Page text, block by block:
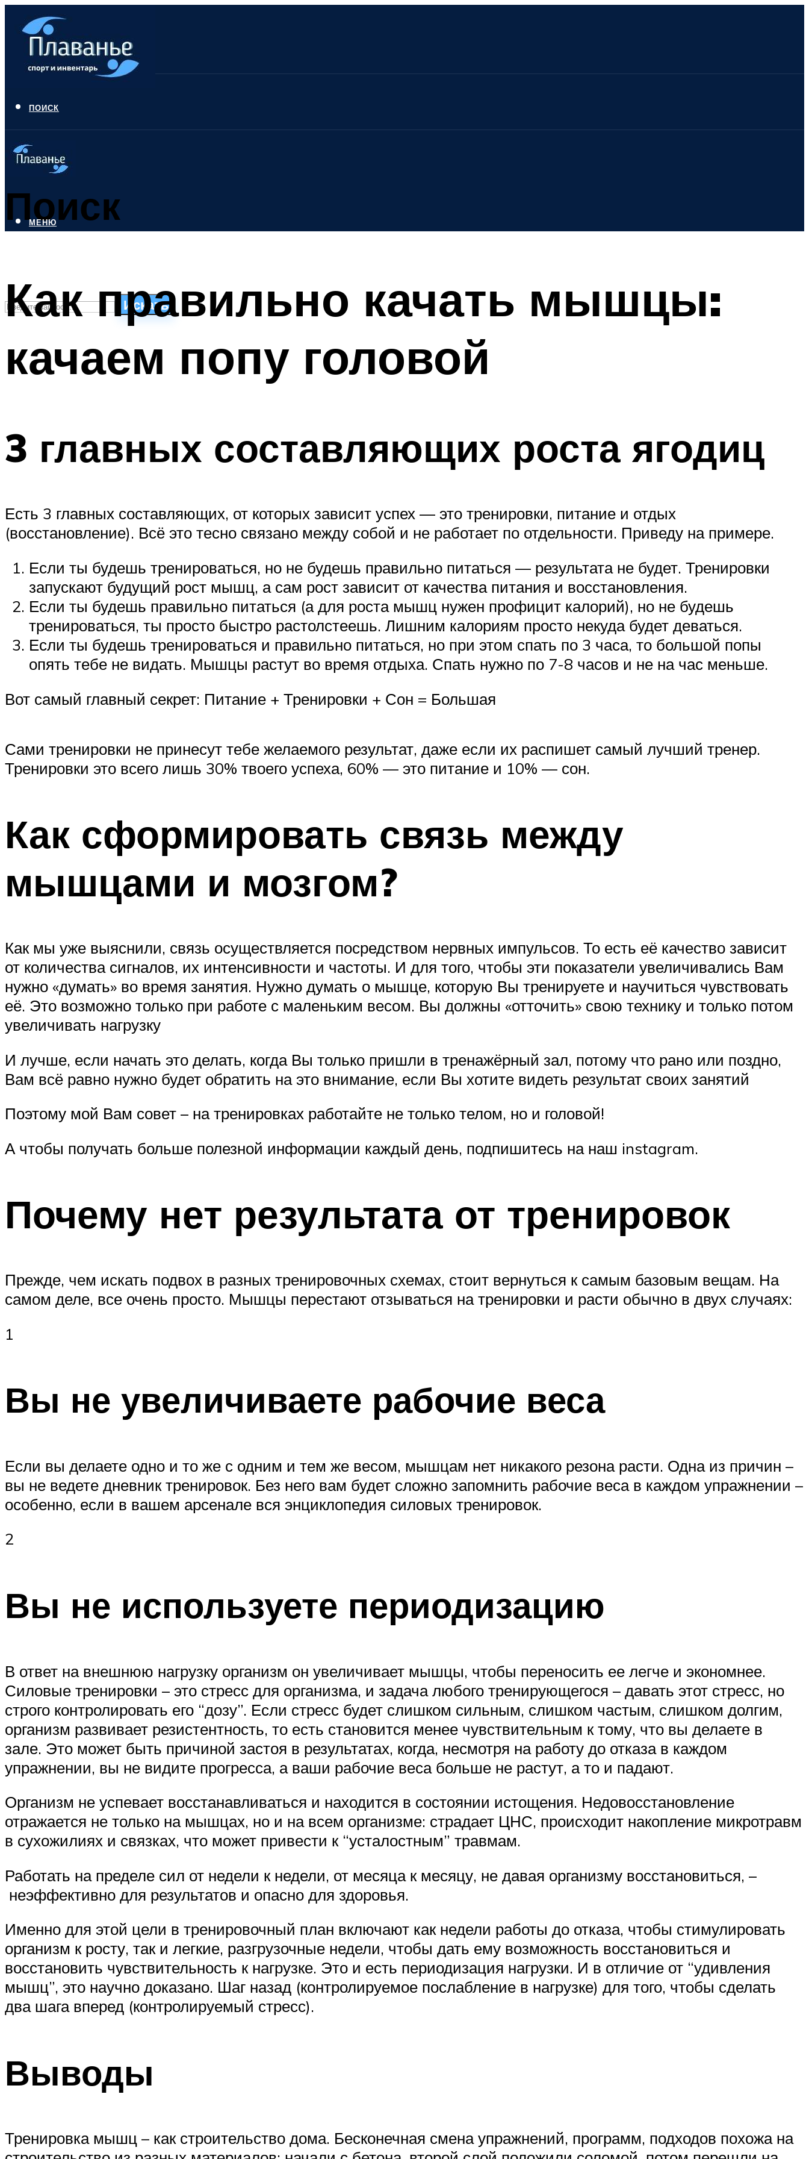
ПОИСК
Поиск
Искать
ПЛАВАНЬЕ ДЛЯ ДЕТЕЙ
ПЛАВАНЬЕ ДЛЯ ПОХУДЕНИЯ
МЕНЮ
Как правильно качать мышцы:
качаем попу головой
3 главных составляющих роста ягодиц
Есть 3 главных составляющих, от которых зависит успех — это тренировки, питание и отдых
(восстановление). Всё это тесно связано между собой и не работает по отдельности. Приведу на примере.
Если ты будешь тренироваться, но не будешь правильно питаться — результата не будет. Тренировки
запускают будущий рост мышц, а сам рост зависит от качества питания и восстановления.
Если ты будешь правильно питаться (а для роста мышц нужен профицит калорий), но не будешь
тренироваться, ты просто быстро растолстеешь. Лишним калориям просто некуда будет деваться.
Если ты будешь тренироваться и правильно питаться, но при этом спать по 3 часа, то большой попы
опять тебе не видать. Мышцы растут во время отдыха. Спать нужно по 7-8 часов и не на час меньше.
Вот самый главный секрет: Питание + Тренировки + Сон = Большая
Сами тренировки не принесут тебе желаемого результат, даже если их распишет самый лучший тренер.
Тренировки это всего лишь 30% твоего успеха, 60% — это питание и 10% — сон.
Как сформировать связь между
мышцами и мозгом?
Как мы уже выяснили, связь осуществляется посредством нервных импульсов. То есть её качество зависит
от количества сигналов, их интенсивности и частоты. И для того, чтобы эти показатели увеличивались Вам
нужно «думать» во время занятия. Нужно думать о мышце, которую Вы тренируете и научиться чувствовать
её. Это возможно только при работе с маленьким весом. Вы должны «отточить» свою технику и только потом
увеличивать нагрузку
И лучше, если начать это делать, когда Вы только пришли в тренажёрный зал, потому что рано или поздно,
Вам всё равно нужно будет обратить на это внимание, если Вы хотите видеть результат своих занятий
Поэтому мой Вам совет – на тренировках работайте не только телом, но и головой!
А чтобы получать больше полезной информации каждый день, подпишитесь на наш instagram.
Почему нет результата от тренировок
Прежде, чем искать подвох в разных тренировочных схемах, стоит вернуться к самым базовым вещам. На
самом деле, все очень просто. Мышцы перестают отзываться на тренировки и расти обычно в двух случаях:
1
Вы не увеличиваете рабочие веса
Если вы делаете одно и то же с одним и тем же весом, мышцам нет никакого резона расти. Одна из причин –
вы не ведете дневник тренировок. Без него вам будет сложно запомнить рабочие веса в каждом упражнении –
особенно, если в вашем арсенале вся энциклопедия силовых тренировок.
2
Вы не используете периодизацию
В ответ на внешнюю нагрузку организм он увеличивает мышцы, чтобы переносить ее легче и экономнее.
Силовые тренировки – это стресс для организма, и задача любого тренирующегося – давать этот стресс, но
строго контролировать его “дозу”. Если стресс будет слишком сильным, слишком частым, слишком долгим,
организм развивает резистентность, то есть становится менее чувствительным к тому, что вы делаете в
зале. Это может быть причиной застоя в результатах, когда, несмотря на работу до отказа в каждом
упражнении, вы не видите прогресса, а ваши рабочие веса больше не растут, а то и падают.
Организм не успевает восстанавливаться и находится в состоянии истощения. Недовосстановление
отражается не только на мышцах, но и на всем организме: страдает ЦНС, происходит накопление микротравм
в сухожилиях и связках, что может привести к “усталостным” травмам.
Работать на пределе сил от недели к недели, от месяца к месяцу, не давая организму восстановиться, –
неэффективно для результатов и опасно для здоровья.
Именно для этой цели в тренировочный план включают как недели работы до отказа, чтобы стимулировать
организм к росту, так и легкие, разгрузочные недели, чтобы дать ему возможность восстановиться и
восстановить чувствительность к нагрузке. Это и есть периодизация нагрузки. И в отличие от “удивления
мышц”, это научно доказано. Шаг назад (контролируемое послабление в нагрузке) для того, чтобы сделать
два шага вперед (контролируемый стресс).
Выводы
Тренировка мышц – как строительство дома. Бесконечная смена упражнений, программ, подходов похожа на